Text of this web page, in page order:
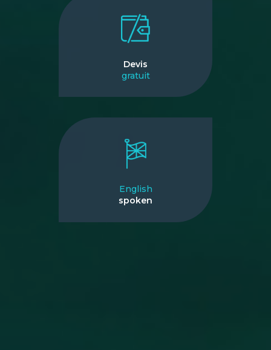
Devis
gratuit
English
spoken